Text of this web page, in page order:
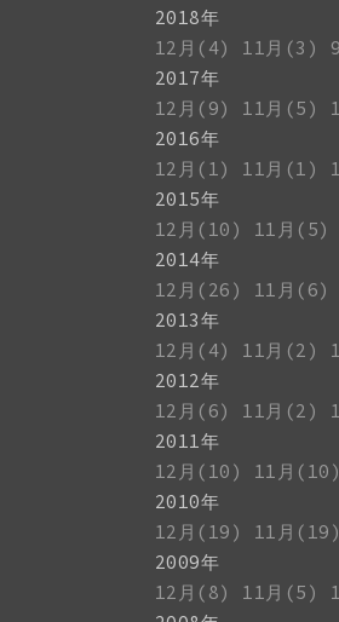
2018年
12月(4)
11月(3)
2017年
12月(9)
11月(5)
2016年
12月(1)
11月(1)
2015年
12月(10)
11月(5)
2014年
12月(26)
11月(6)
2013年
12月(4)
11月(2)
2012年
12月(6)
11月(2)
2011年
12月(10)
11月(10)
2010年
12月(19)
11月(19)
2009年
12月(8)
11月(5)